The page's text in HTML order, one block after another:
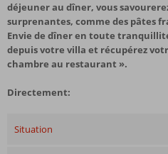
déjeuner au dîner, vous
surprenantes, comme des pâtes
Envie de dîner en toute
depuis votre villa et récupérez
chambre au restaurant ».
Directement:
Situation